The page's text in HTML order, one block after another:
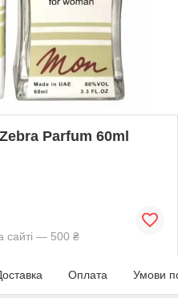
Parfum 60ml
сайті — 500 ₴
Оплата Умови